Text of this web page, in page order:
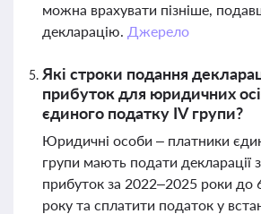
можна врахувати пізніше,
декларацію. Джерело
Які строки подання
прибуток для юридичних
єдиного податку IV групи?
Юридичні особи – платники
групи мають подати декларації
прибуток за 2022–2025 роки до
року та сплатити податок у